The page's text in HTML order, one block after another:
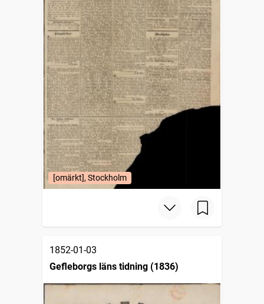
[omärkt], Stockholm
1852-01-03
Gefleborgs läns tidning (1836)